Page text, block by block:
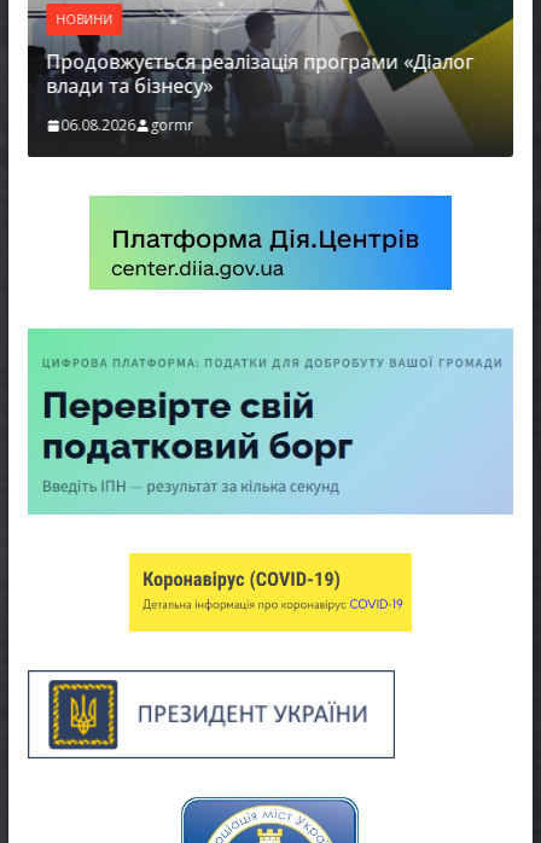
НОВИНИ
Продовжується реалізація програми «Діалог
влади та бізнесу»
06.08.2026 gormr